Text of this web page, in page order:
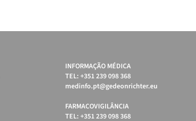
INFORMAÇÃO MÉDICA
TEL: +351 239 098 368
medinfo.pt@gedeonrichter.eu
FARMACOVIGILÂNCIA
TEL: +351 239 098 368